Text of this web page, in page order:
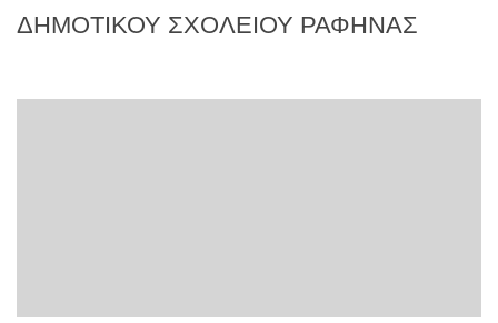
ΔΗΜΟΤΙΚΟΥ ΣΧΟΛΕΙΟΥ ΡΑΦΗΝΑΣ